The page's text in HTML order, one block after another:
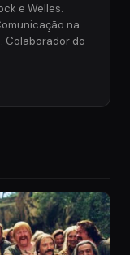
e Welles.
na
Colaborador do